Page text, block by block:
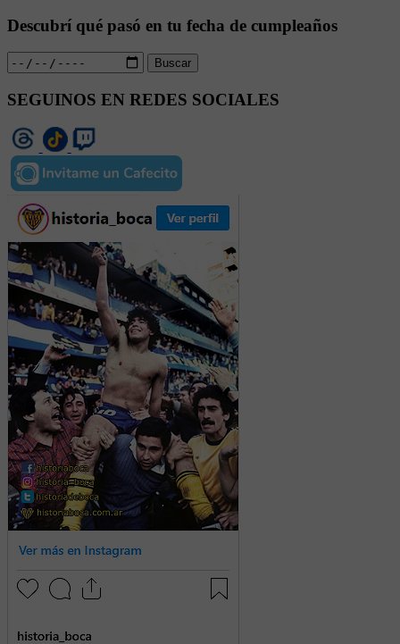
Descubrí qué pasó en tu fecha de cumpleaños
Buscar
SEGUINOS EN REDES SOCIALES